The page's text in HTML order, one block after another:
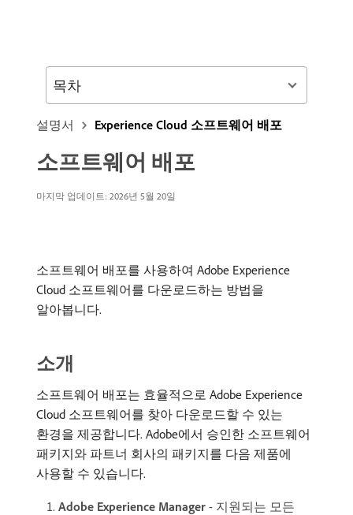
설명서 Experience Cloud 소프트웨어 배포
소프트웨어 배포
마지막 업데이트: 2026년 5월 20일
소프트웨어 배포를 사용하여 Adobe Experience
Cloud 소프트웨어를 다운로드하는 방법을
알아봅니다.
소개
소프트웨어 배포는 효율적으로 Adobe Experience
Cloud 소프트웨어를 찾아 다운로드할 수 있는
환경을 제공합니다. Adobe에서 승인한 소프트웨어
패키지와 파트너 회사의 패키지를 다음 제품에
사용할 수 있습니다.
Adobe Experience Manager - 지원되는 모든
목차